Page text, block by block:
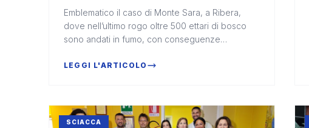
Emblematico il caso di Monte Sara, a Ribera,
dove nell’ultimo rogo oltre 500 ettari di bosco
sono andati in fumo, con conseguenze
LEGGI L'ARTICOLO
SCIACCA